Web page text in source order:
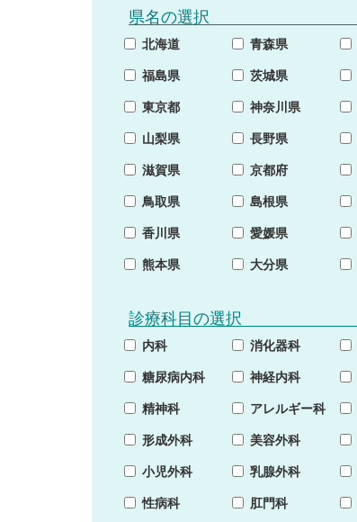
県名の選択
北海道 青森県
福島県
茨城県
東京都
神奈川県
山梨県
長野県
滋賀県
京都府
鳥取県
島根県
香川県
愛媛県
熊本県
大分県
診療科目の選択
内科 消化器科
糖尿病内科
神経内科
精神科
アレルギー科
形成外科
美容外科
小児外科
乳腺外科
性病科
肛門科